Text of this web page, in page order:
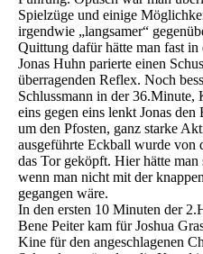
Spielzüge und einige
irgendwie „langsamer“
Quittung dafür hätte man fast
Jonas Huhn parierte einen
überragenden Reflex. Noch
Schlussmann in der 36.Minute,
eins gegen eins lenkt Jonas
um den Pfosten, ganz starke
ausgeführte Eckball wurde von
das Tor geköpft. Hier hätte
wenn man nicht mit der
gegangen wäre.
In den ersten 10 Minuten der
Bene Peiter kam für Joshua
Kine für den angeschlagenen